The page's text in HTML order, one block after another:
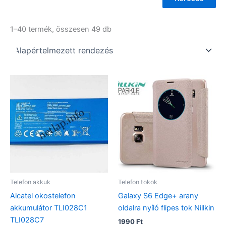
1–40 termék, összesen 49 db
Telefon akkuk
Alcatel okostelefon
akkumulátor TLI028C1
TLI028C7
Telefon tokok
Galaxy S6 Edge+ arany
oldalra nyíló flipes tok Nillkin
1990Ft